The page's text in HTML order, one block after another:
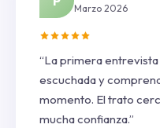
Marzo 2026
“La primera
escuchada y
momento. El trato
mucha confianza.”